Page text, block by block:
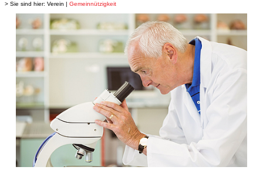
> Sie sind hier: Verein | Gemeinnützigkeit